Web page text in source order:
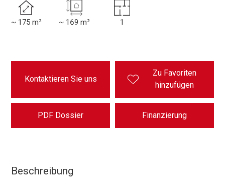
~ 175 m² ~ 169 m² 1
Kontaktieren Sie uns
Zu Favoriten
hinzufügen
PDF Dossier Finanzierung
Beschreibung